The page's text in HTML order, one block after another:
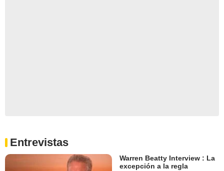
Entrevistas
Warren Beatty Interview : La
excepción a la regla